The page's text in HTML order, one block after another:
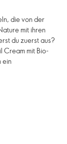
die von der
mit ihren
du zuerst aus?
Cream mit Bio-
ein